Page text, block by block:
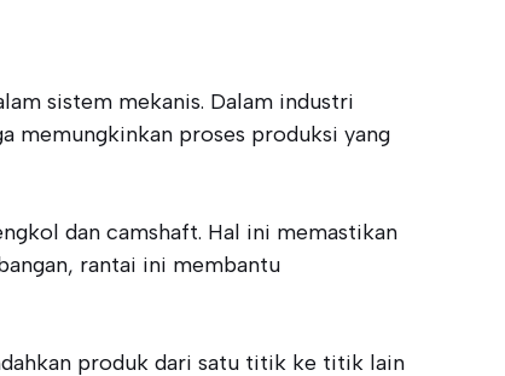
sistem mekanis. Dalam industri
memungkinkan proses produksi yang
dan camshaft. Hal ini memastikan
rantai ini membantu
produk dari satu titik ke titik lain